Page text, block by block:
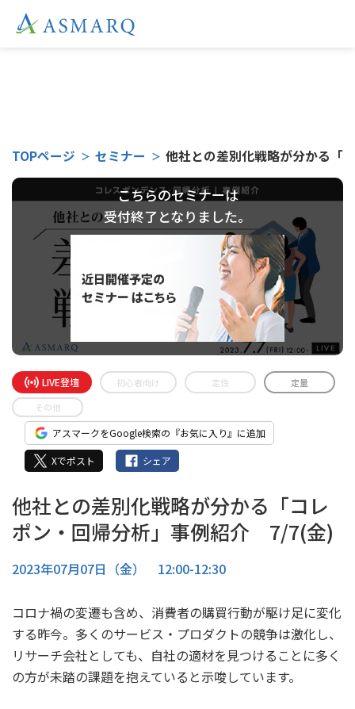
TOPページ セミナー 他社との差別化戦略が分かる
こちらのセミナーは
受付終了となりました。
LIVE登壇 初心者向け 定性
定量
その他
アスマークをGoogle検索の『お気に入り』に追加
Xでポスト シェア
他社との差別化戦略が分かる「コレ
ポン・回帰分析」事例紹介 7/7(金)
2023年07月07日（金） 12:00-12:30
コロナ禍の変遷も含め、消費者の購買行動が駆け足に変化
する昨今。多くのサービス・プロダクトの競争は激化し、
リサーチ会社としても、自社の適材を見つけることに多く
の方が未踏の課題を抱えていると示唆しています。